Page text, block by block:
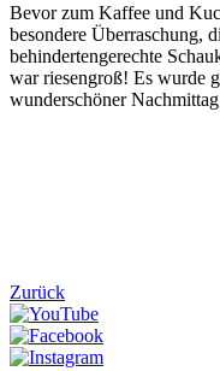
Bevor zum Kaffee und
besondere Überraschung,
behindertengerechte
war riesengroß! Es wurde
wunderschöner
Zurück